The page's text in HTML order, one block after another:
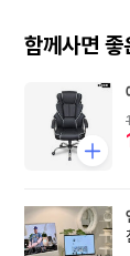
함께사면 좋